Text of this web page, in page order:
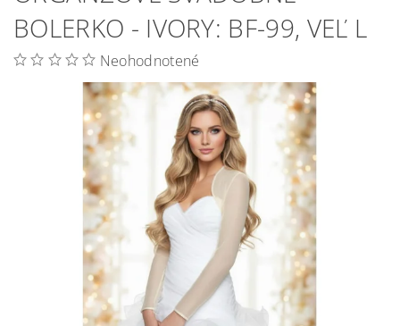
BOLERKO - IVORY: BF-99, VEĽ L
Neohodnotené